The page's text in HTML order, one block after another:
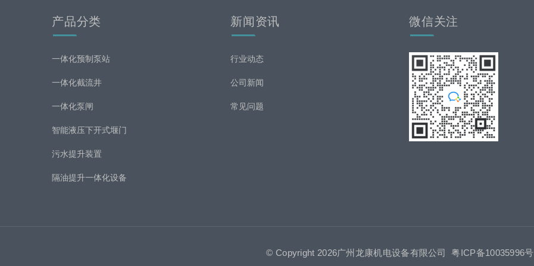
产品分类
一体化预制泵站
一体化截流井
一体化泵闸
智能液压下开式堰门
污水提升装置
隔油提升一体化设备
新闻资讯
行业动态
公司新闻
常见问题
微信关注
© Copyright 2026广州龙康机电设备有限公司粤ICP备10035996号